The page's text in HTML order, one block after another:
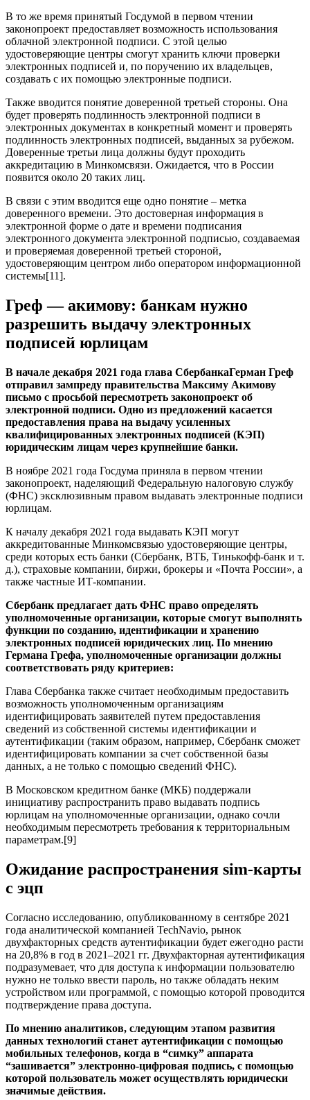
В то же время принятый Госдумой в первом чтении
законопроект предоставляет возможность использования
облачной электронной подписи. С этой целью
удостоверяющие центры смогут хранить ключи проверки
электронных подписей и, по поручению их владельцев,
создавать с их помощью электронные подписи.
Также вводится понятие доверенной третьей стороны. Она
будет проверять подлинность электронной подписи в
электронных документах в конкретный момент и проверять
подлинность электронных подписей, выданных за рубежом.
Доверенные третьи лица должны будут проходить
аккредитацию в Минкомсвязи. Ожидается, что в России
появится около 20 таких лиц.
В связи с этим вводится еще одно понятие – метка
доверенного времени. Это достоверная информация в
электронной форме о дате и времени подписания
электронного документа электронной подписью, создаваемая
и проверяемая доверенной третьей стороной,
удостоверяющим центром либо оператором информационной
системы[11].
Греф — акимову: банкам нужно
разрешить выдачу электронных
подписей юрлицам
В начале декабря 2021 года глава СбербанкаГерман Греф
отправил зампреду правительства Максиму Акимову
письмо с просьбой пересмотреть законопроект об
электронной подписи. Одно из предложений касается
предоставления права на выдачу усиленных
квалифицированных электронных подписей (КЭП)
юридическим лицам через крупнейшие банки.
В ноябре 2021 года Госдума приняла в первом чтении
законопроект, наделяющий Федеральную налоговую службу
(ФНС) эксклюзивным правом выдавать электронные подписи
юрлицам.
К началу декабря 2021 года выдавать КЭП могут
аккредитованные Минкомсвязью удостоверяющие центры,
среди которых есть банки (Сбербанк, ВТБ, Тинькофф-банк и т.
д.), страховые компании, биржи, брокеры и «Почта России», а
также частные ИТ-компании.
Сбербанк предлагает дать ФНС право определять
уполномоченные организации, которые смогут выполнять
функции по созданию, идентификации и хранению
электронных подписей юридических лиц. По мнению
Германа Грефа, уполномоченные организации должны
соответствовать ряду критериев:
Глава Сбербанка также считает необходимым предоставить
возможность уполномоченным организациям
идентифицировать заявителей путем предоставления
сведений из собственной системы идентификации и
аутентификации (таким образом, например, Сбербанк сможет
идентифицировать компании за счет собственной базы
данных, а не только с помощью сведений ФНС).
В Московском кредитном банке (МКБ) поддержали
инициативу распространить право выдавать подпись
юрлицам на уполномоченные организации, однако сочли
необходимым пересмотреть требования к территориальным
параметрам.[9]
Ожидание распространения sim-карты
с эцп
Согласно исследованию, опубликованному в сентябре 2021
года аналитической компанией TechNavio, рынок
двухфакторных средств аутентификации будет ежегодно расти
на 20,8% в год в 2021–2021 гг. Двухфакторная аутентификация
подразумевает, что для доступа к информации пользователю
нужно не только ввести пароль, но также обладать неким
устройством или программой, с помощью которой проводится
подтверждение права доступа.
По мнению аналитиков, следующим этапом развития
данных технологий станет аутентификации с помощью
мобильных телефонов, когда в “симку” аппарата
“зашивается” электронно-цифровая подпись, с помощью
которой пользователь может осуществлять юридически
значимые действия.